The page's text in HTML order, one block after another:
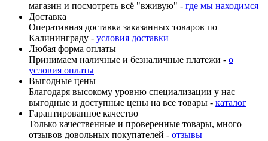
магазин и посмотреть всё "вживую" - где мы находимся
Доставка
Оперативная доставка заказанных товаров по
Калининграду - условия доставки
Любая форма оплаты
Принимаем наличные и безналичные платежи - о
условия оплаты
Выгодные цены
Благодаря высокому уровню специализации у нас
выгодные и доступные цены на все товары - каталог
Гарантированное качество
Только качественные и проверенные товары, много
отзывов довольных покупателей - отзывы